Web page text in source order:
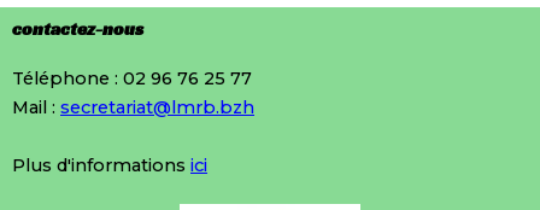
contactez-nous
Téléphone : 02 96 76 25 77
Mail : secretariat@lmrb.bzh
Plus d'informations ici